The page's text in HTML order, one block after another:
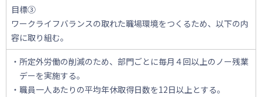
目標③
ワークライフバランスの取れた職場環境をつくるため、以下の内
容に取り組む。
・所定外労働の削減のため、部門ごとに毎月４回以上のノー残業
デーを実施する。
・職員一人あたりの平均年休取得日数を12日以上とする。